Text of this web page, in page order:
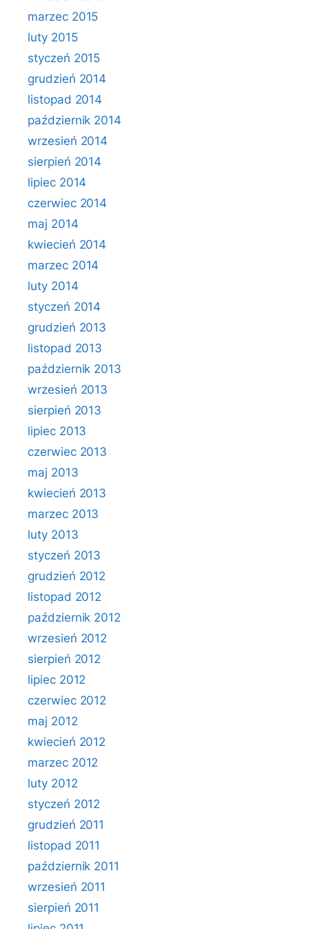
marzec 2015
luty 2015
styczeń 2015
grudzień 2014
listopad 2014
październik 2014
wrzesień 2014
sierpień 2014
lipiec 2014
czerwiec 2014
maj 2014
kwiecień 2014
marzec 2014
luty 2014
styczeń 2014
grudzień 2013
listopad 2013
październik 2013
wrzesień 2013
sierpień 2013
lipiec 2013
czerwiec 2013
maj 2013
kwiecień 2013
marzec 2013
luty 2013
styczeń 2013
grudzień 2012
listopad 2012
październik 2012
wrzesień 2012
sierpień 2012
lipiec 2012
czerwiec 2012
maj 2012
kwiecień 2012
marzec 2012
luty 2012
styczeń 2012
grudzień 2011
listopad 2011
październik 2011
wrzesień 2011
sierpień 2011